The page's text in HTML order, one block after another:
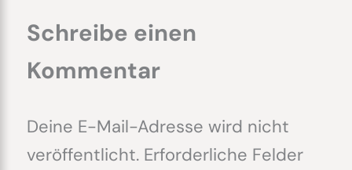
Schreibe einen
Kommentar
Deine E-Mail-Adresse wird nicht
veröffentlicht. Erforderliche Felder